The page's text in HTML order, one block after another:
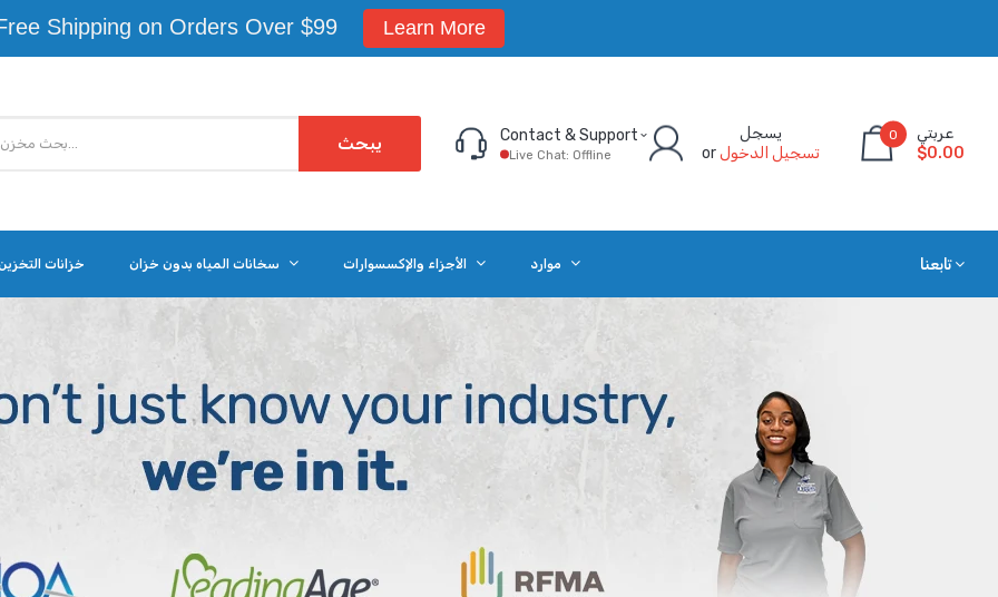
Shipping on Orders Over $99 Learn More
يبحث Contact & Support
Live Chat: Offline
يسجل
orتسجيل الدخول
0
عربتي
$0.00
تابعنا خزانات سخانات المياه بدون خزان الأجزاء والإكسسوارات موارد